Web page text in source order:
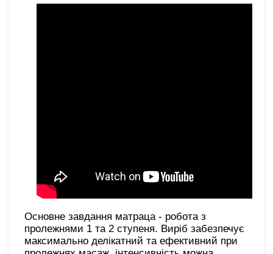
Основне завдання матраца - робота з
пролежнями 1 та 2 ступеня. Виріб забезпечує
максимально делікатний та ефективний при